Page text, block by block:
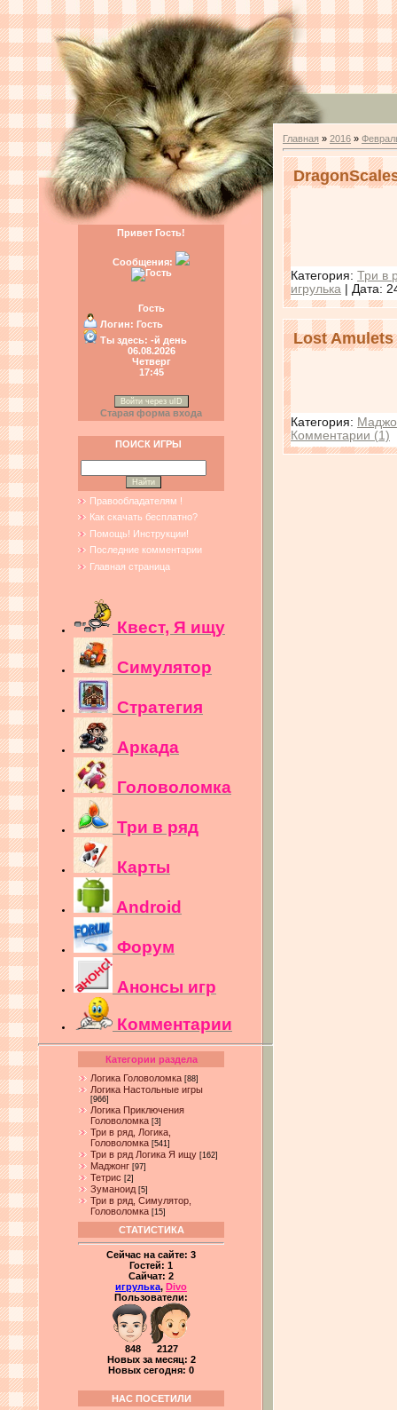
Привет Гость!
Сообщения:
Гость
Логин: Гость
Ты здесь: -й день
06.08.2026
Четверг
17:45
Войти через uID
Старая форма входа
ПОИСК ИГРЫ
Правообладателям !
Как скачать бесплатно?
Помощь! Инструкции!
Последние комментарии
Главная страница
Квест, Я ищу
Симулятор
Стратегия
Аркада
Головоломка
Три в ряд
Карты
Android
Форум
Анонсы игр
Комментарии
Категории раздела
Логика Головоломка [88]
Логика Настольные игры
[966]
Логика Приключения
Головоломка [3]
Три в ряд, Логика,
Головоломка [541]
Три в ряд Логика Я ищу [162]
Маджонг [97]
Тетрис [2]
Зуманоид [5]
Три в ряд, Симулятор,
Головоломка [15]
СТАТИСТИКА
Сейчас на сайте: 3
Гостей: 1
Сайчат: 2
игрулька, Divo
Пользователи:
848 2127
Новых за месяц: 2
Новых сегодня: 0
НАС ПОСЕТИЛИ
Главная » 2016 »
Категория: Три в
игрулька | Дата:
Lost
Категория:
Комментарии (1)